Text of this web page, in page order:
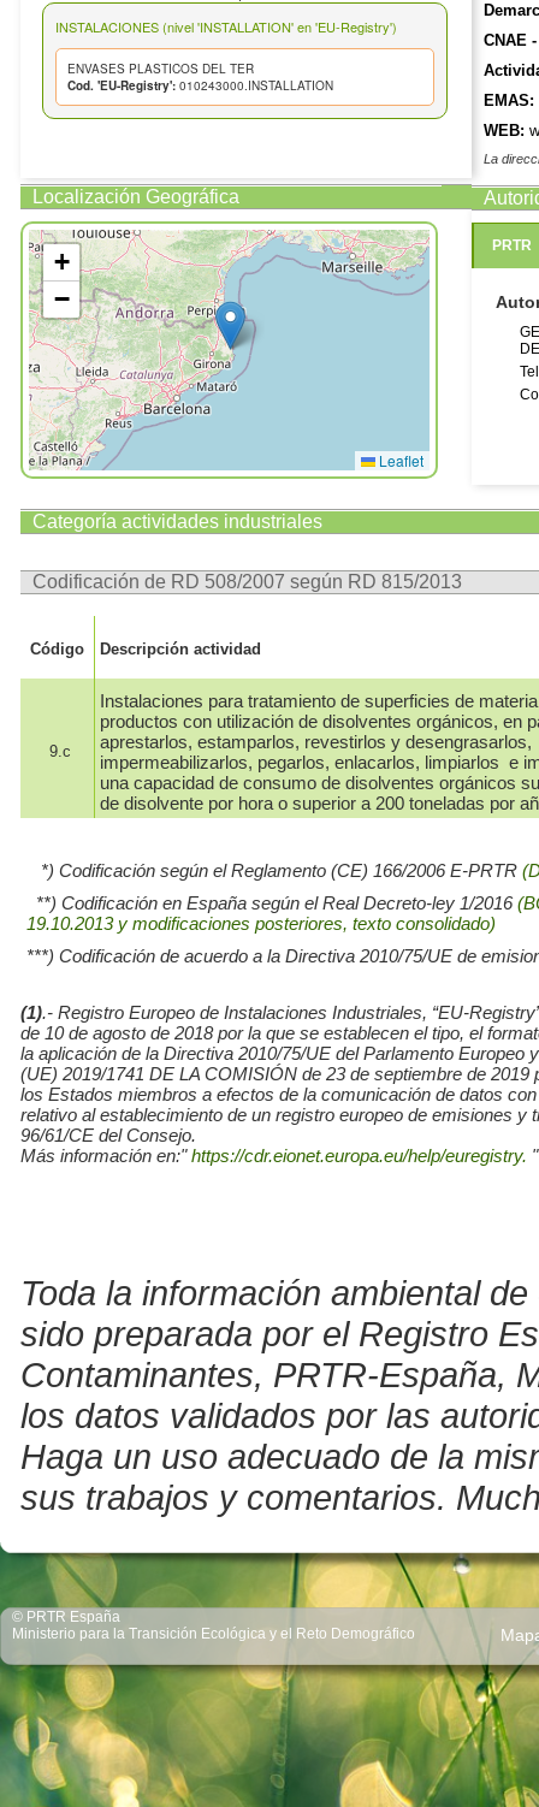
INSTALACIONES (nivel 'INSTALLATION' en 'EU-Registry')
ENVASES PLASTICOS DEL TER
Cod. 'EU-Registry': 010243000.INSTALLATION
Localización Geográfica
+
−
Leaflet
CNAE
EMAS:
WEB:
La
PRTR
Categoría actividades industriales
Codificación de RD 508/2007 según RD 815/2013
Código Descripción actividad
9.c
Instalaciones para tratamiento de superficies de
productos con utilización de disolventes orgánicos, en
aprestarlos, estamparlos, revestirlos y desengrasarlos,
impermeabilizarlos, pegarlos, enlacarlos, limpiarlos e
una capacidad de consumo de disolventes orgánicos
de disolvente por hora o superior a 200 toneladas por
*) Codificación según el Reglamento (CE) 166/2006 E-PRTR
**) Codificación en España según el Real Decreto-ley 1/2016
19.10.2013 y modificaciones posteriores, texto consolidado)
***) Codificación de acuerdo a la Directiva 2010/75/UE de
(1).- Registro Europeo de Instalaciones Industriales, “EU-
de 10 de agosto de 2018 por la que se establecen el tipo, el
la aplicación de la Directiva 2010/75/UE del Parlamento
(UE) 2019/1741 DE LA COMISIÓN de 23 de septiembre de
los Estados miembros a efectos de la comunicación de datos
relativo al establecimiento de un registro europeo de emisiones
96/61/CE del Consejo.
Más información en:"https://cdr.eionet.europa.eu/help/euregistry. "
Toda la información ambiental
sido preparada por el Registro
Contaminantes, PRTR-España,
los datos validados por las
Haga un uso adecuado de la
sus trabajos y comentarios.
© PRTR España
Ministerio para la Transición Ecológica y el Reto Demográfico